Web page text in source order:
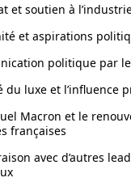
et soutien à
et aspirations
politique par
du luxe et l’influence
Macron et le
françaises
avec d’autres